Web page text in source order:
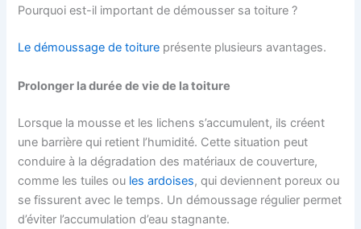
Pourquoi est-il important de démousser sa toiture ?
Le démoussage de toiture présente plusieurs avantages.
Prolonger la durée de vie de la toiture
Lorsque la mousse et les lichens s’accumulent, ils créent
une barrière qui retient l’humidité. Cette situation peut
conduire à la dégradation des matériaux de couverture,
comme les tuiles ou les ardoises, qui deviennent poreux ou
se fissurent avec le temps. Un démoussage régulier permet
d’éviter l’accumulation d’eau stagnante.